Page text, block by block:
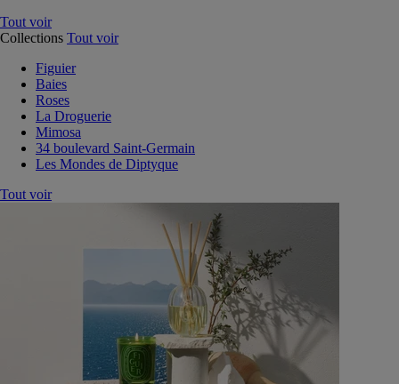
Tout voir
Collections Tout voir
Figuier
Baies
Roses
La Droguerie
Mimosa
34 boulevard Saint-Germain
Les Mondes de Diptyque
Tout voir